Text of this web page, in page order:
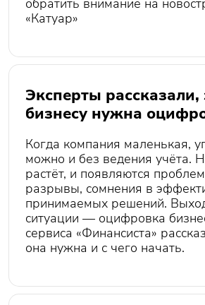
обратить внимание на
«Катуар»
Эксперты рассказали,
бизнесу нужна
Когда компания маленькая,
можно и без ведения учёта.
растёт, и появляются
разрывы, сомнения в
принимаемых решений.
ситуации — оцифровка
сервиса «Финансиста»
она нужна и с чего начать.